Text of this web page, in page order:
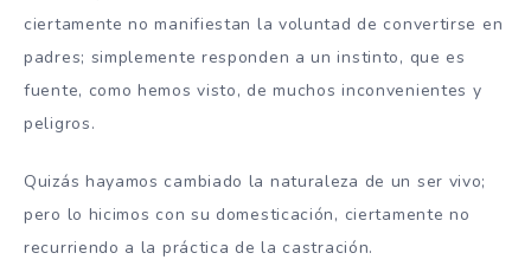
ciertamente no manifiestan la voluntad de convertirse en
padres; simplemente responden a un instinto, que es
fuente, como hemos visto, de muchos inconvenientes y
peligros.
Quizás hayamos cambiado la naturaleza de un ser vivo;
pero lo hicimos con su domesticación, ciertamente no
recurriendo a la práctica de la castración.